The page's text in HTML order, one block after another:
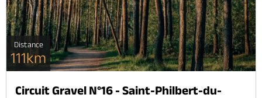
Distance
111km
Circuit Gravel N°16 - Saint-Philbert-du-